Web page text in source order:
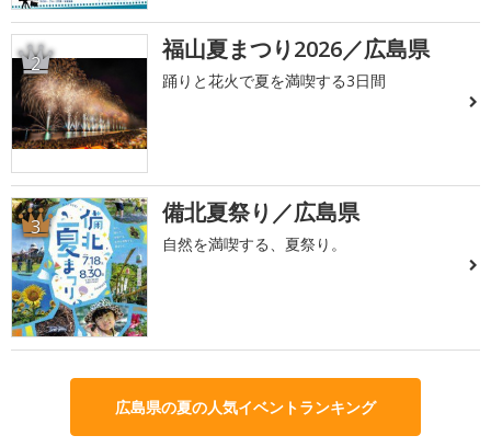
2 福山夏まつり2026／広島県
踊りと花火で夏を満喫する3日間
3 備北夏祭り／広島県
自然を満喫する、夏祭り。
広島県の夏の人気イベントランキング